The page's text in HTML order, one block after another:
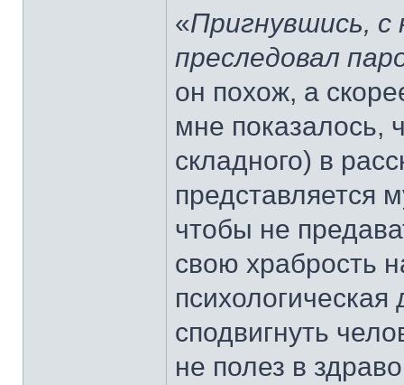
«Пригнувшись, с
преследовал
он похож, а
мне показалось,
складного) в
представляется
чтобы не
свою храбрость
сподвигнуть
не полез в